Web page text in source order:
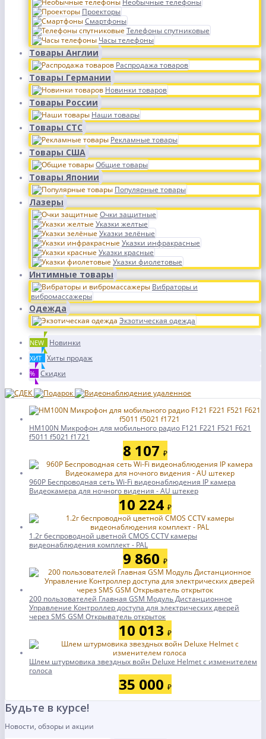
Необычные телефоны
Проекторы
Смартфоны
Телефоны спутниковые
Часы телефоны
Товары Англии
Распродажа товаров
Товары Германии
Новинки товаров
Товары России
Наши товары
Товары СТС
Рекламные товары
Товары США
Общие товары
Товары Японии
Популярные товары
Лазеры
Очки защитные
Указки желтые
Указки зелёные
Указки инфракрасные
Указки красные
Указки фиолетовые
Интимные товары
Вибраторы и
вибромассажеры
Одежда
Экзотическая одежда
NEW Новинки
ХИТ Хиты продаж
% Скидки
HM100N Микрофон для мобильного радио F121 F221 F521 F621
f5011 f5021 f1721
8 107 ₽
960P Беспроводная сеть Wi-Fi видеонаблюдения IP камера
Видеокамера для ночного видения - AU штекер
10 224 ₽
1.2г беспроводной цветной CMOS CCTV камеры
видеонаблюдения комплект - PAL
9 860 ₽
200 пользователей Главная GSM Модуль Дистанционное
Управление Контроллер доступа для электрических дверей
через SMS GSM Открыватель открыток
10 013 ₽
Шлем штурмовика звездных войн Deluxe Helmet с изменителем
голоса
35 000 ₽
Будьте в курсе!
Новости, обзоры и акции